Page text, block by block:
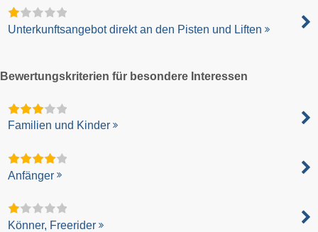
Unterkunftsangebot direkt an den Pisten und Liften
Bewertungskriterien für besondere Interessen
Familien und Kinder
Anfänger
Könner, Freerider